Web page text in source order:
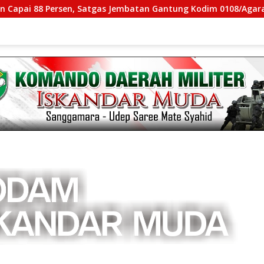
Satgas Jembatan Gantung Kodim 0108/Agara Percepat